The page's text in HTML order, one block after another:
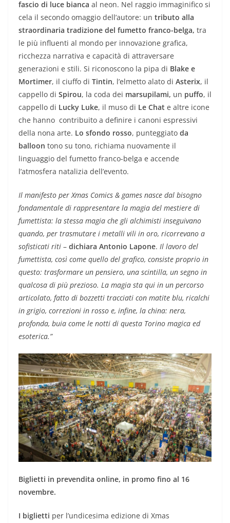
fascio di luce bianca al neon. Nel raggio immaginifico si
cela il secondo omaggio dell’autore: un tributo alla
straordinaria tradizione del fumetto franco-belga, tra
le più influenti al mondo per innovazione grafica,
ricchezza narrativa e capacità di attraversare
generazioni e stili. Si riconoscono la pipa di Blake e
Mortimer, il ciuffo di Tintin, l’elmetto alato di Asterix, il
cappello di Spirou, la coda dei marsupilami, un puffo, il
cappello di Lucky Luke, il muso di Le Chat e altre icone
che hanno contribuito a definire i canoni espressivi
della nona arte. Lo sfondo rosso, punteggiato da
balloon tono su tono, richiama nuovamente il
linguaggio del fumetto franco-belga e accende
l’atmosfera natalizia dell’evento.
Il manifesto per Xmas Comics & games nasce dal bisogno
fondamentale di rappresentare la magia del mestiere di
fumettista: la stessa magia che gli alchimisti inseguivano
quando, per trasmutare i metalli vili in oro, ricorrevano a
sofisticati riti – dichiara Antonio Lapone. Il lavoro del
fumettista, così come quello del grafico, consiste proprio in
questo: trasformare un pensiero, una scintilla, un segno in
qualcosa di più prezioso. La magia sta qui in un percorso
articolato, fatto di bozzetti tracciati con matite blu, ricalchi
in grigio, correzioni in rosso e, infine, la china: nera,
profonda, buia come le notti di questa Torino magica ed
esoterica.”
Biglietti in prevendita online, in promo fino al 16
novembre.
I biglietti per l’undicesima edizione di Xmas